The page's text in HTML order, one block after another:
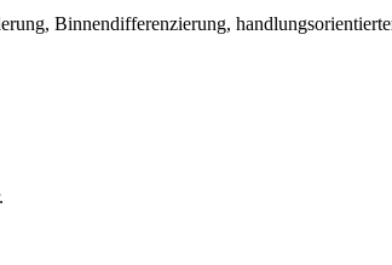
Binnendifferenzierung,